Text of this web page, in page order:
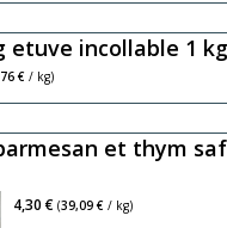
etuve incollable 1 kg
€ / kg)
et thym
4,30 € (39,09 € / kg)